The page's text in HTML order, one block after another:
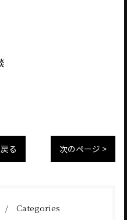
る 次のページ >
Categories